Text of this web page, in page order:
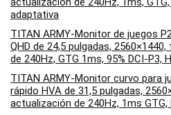
adaptativa
TITAN ARMY-Monitor de juegos
QHD de 24,5 pulgadas,
de 240Hz, GTG 1ms, 95% DCI-P3,
TITAN ARMY-Monitor curvo para
rápido HVA de 31,5 pulgadas,
actualización de 240Hz, 1ms GTG,